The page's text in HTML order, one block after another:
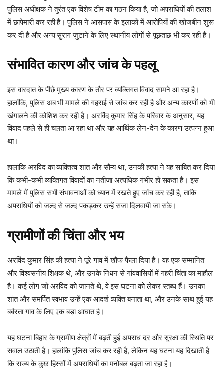
पुलिस अधीक्षक ने तुरंत एक विशेष टीम का गठन किया है, जो अपराधियों की तलाश
में छापेमारी कर रही है। पुलिस ने आसपास के इलाकों में आरोपियों की खोजबीन शुरू
कर दी है और अन्य सुराग जुटाने के लिए स्थानीय लोगों से पूछताछ भी कर रही है।
संभावित कारण और जांच के पहलू
इस वारदात के पीछे मुख्य कारण के तौर पर व्यक्तिगत विवाद सामने आ रहा है।
हालांकि, पुलिस अब भी मामले की गहराई से जांच कर रही है और अन्य कारणों को भी
खंगालने की कोशिश कर रही है। अरविंद कुमार सिंह के परिवार के अनुसार, यह
विवाद पहले से ही चलता आ रहा था और यह आर्थिक लेन-देन के कारण उत्पन्न हुआ
था।
हालांकि अरविंद का व्यक्तित्व शांत और सौम्य था, उनकी हत्या ने यह साबित कर दिया
कि कभी-कभी व्यक्तिगत विवादों का नतीजा अत्यधिक गंभीर हो सकता है। इस
मामले में पुलिस सभी संभावनाओं को ध्यान में रखते हुए जांच कर रही है, ताकि
अपराधियों को जल्द से जल्द पकड़कर उन्हें सजा दिलवायी जा सके।
ग्रामीणों की चिंता और भय
अरविंद कुमार सिंह की हत्या ने पूरे गांव में खौफ फैला दिया है। वह एक सम्मानित
और विश्वसनीय शिक्षक थे, और उनके निधन से गांववासियों में गहरी चिंता का माहौल
है। कई लोग जो अरविंद को जानते थे, वे इस घटना को लेकर स्तब्ध हैं। उनका
शांत और समर्पित स्वभाव उन्हें एक आदर्श व्यक्ति बनाता था, और उनके साथ हुई यह
बर्बरता गांव के लिए एक बड़ा आघात है।
यह घटना बिहार के ग्रामीण क्षेत्रों में बढ़ती हुई अपराध दर और सुरक्षा की स्थिति पर
सवाल उठाती है। हालांकि पुलिस जांच कर रही है, लेकिन यह घटना यह दिखाती है
कि राज्य के कुछ हिस्सों में अपराधियों का मनोबल बढ़ता जा रहा है।